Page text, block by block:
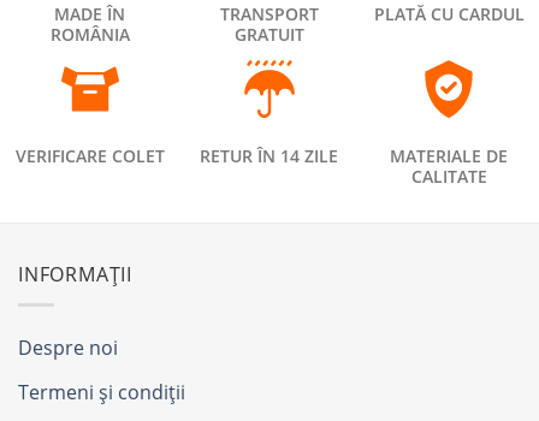
MADE ÎN
ROMÂNIA
TRANSPORT
GRATUIT
PLATĂ CU CARDUL
VERIFICARE COLET RETUR ÎN 14 ZILE
MATERIALE DE
CALITATE
INFORMAȚII
Despre noi
Termeni și condiții